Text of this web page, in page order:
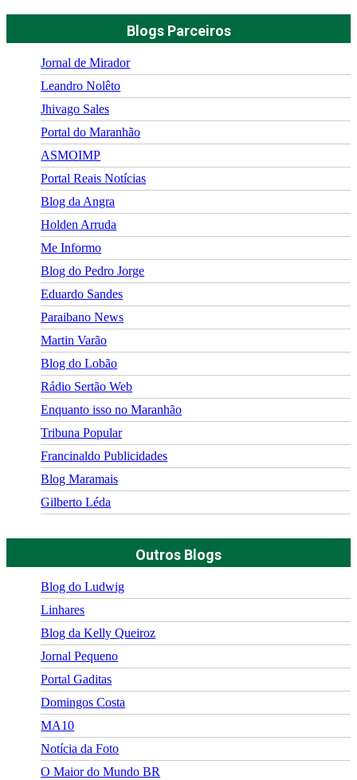
Blogs Parceiros
Jornal de Mirador
Leandro Nolêto
Jhivago Sales
Portal do Maranhão
ASMOIMP
Portal Reais Notí­cias
Blog da Angra
Holden Arruda
Me Informo
Blog do Pedro Jorge
Eduardo Sandes
Paraibano News
Martin Varão
Blog do Lobão
Rádio Sertão Web
Enquanto isso no Maranhão
Tribuna Popular
Francinaldo Publicidades
Blog Maramais
Gilberto Léda
Outros Blogs
Blog do Ludwig
Linhares
Blog da Kelly Queiroz
Jornal Pequeno
Portal Gaditas
Domingos Costa
MA10
Notícia da Foto
O Maior do Mundo BR